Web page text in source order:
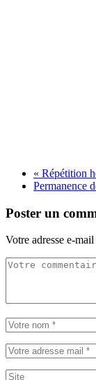
« Répétition
Permanence
Poster un
Votre adresse e-